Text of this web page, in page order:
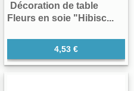
Décoration de table
Fleurs en soie "Hibisc...
4,53 €